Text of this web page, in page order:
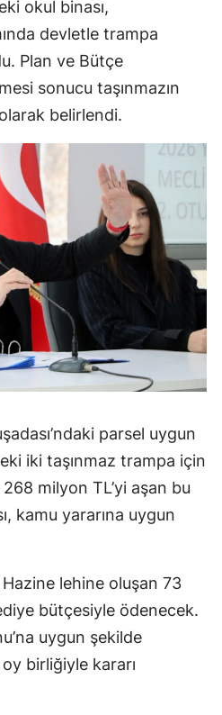
okul binası,
devletle trampa
Plan ve Bütçe
sonucu taşınmazın
belirlendi.
parsel uygun
iki taşınmaz trampa için
milyon TL’yi aşan bu
kamu yararına uygun
lehine oluşan 73
bütçesiyle ödenecek.
uygun şekilde
birliğiyle kararı